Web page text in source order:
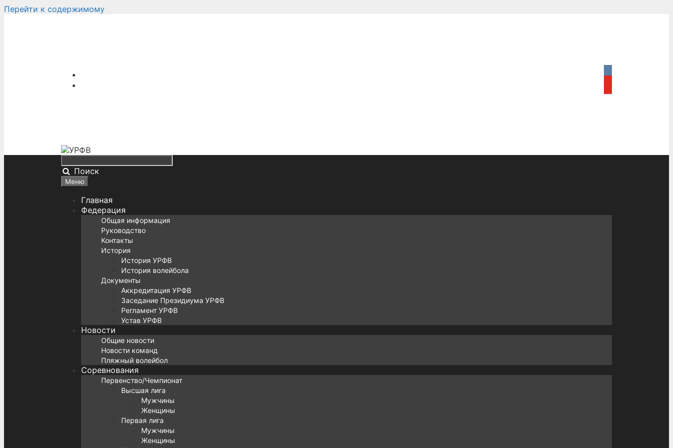
Перейти к содержимому
Поиск
Меню
Главная
Федерация
Общая информация
Руководство
Контакты
История
История УРФВ
История волейбола
Документы
Аккредитация УРФВ
Заседание Президиума УРФВ
Регламент УРФВ
Устав УРФВ
Новости
Общие новости
Новости команд
Пляжный волейбол
Соревнования
Первенство/Чемпионат
Высшая лига
Мужчины
Женщины
Первая лига
Мужчины
Женщины